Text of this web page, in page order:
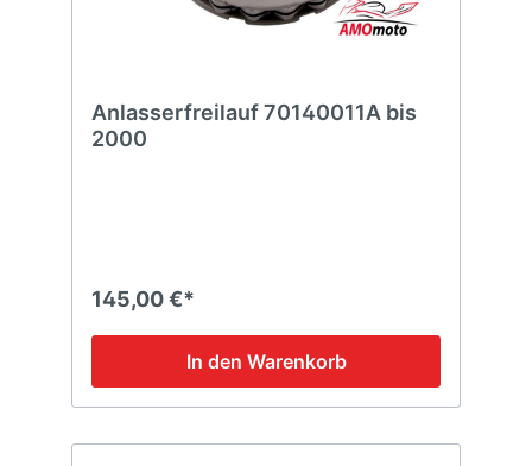
Anlasserfreilauf 70140011A bis
2000
145,00 €*
In den Warenkorb